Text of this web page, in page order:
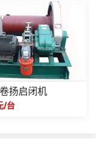
扬启闭机
/台